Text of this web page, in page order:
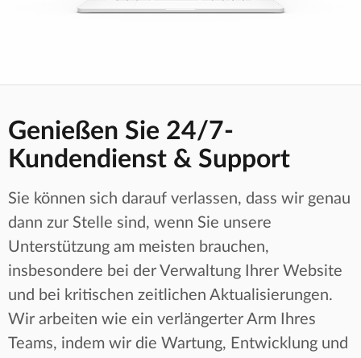
Genießen Sie 24/7-
Kundendienst & Support
Sie können sich darauf verlassen, dass wir genau
dann zur Stelle sind, wenn Sie unsere
Unterstützung am meisten brauchen,
insbesondere bei der Verwaltung Ihrer Website
und bei kritischen zeitlichen Aktualisierungen.
Wir arbeiten wie ein verlängerter Arm Ihres
Teams, indem wir die Wartung, Entwicklung und